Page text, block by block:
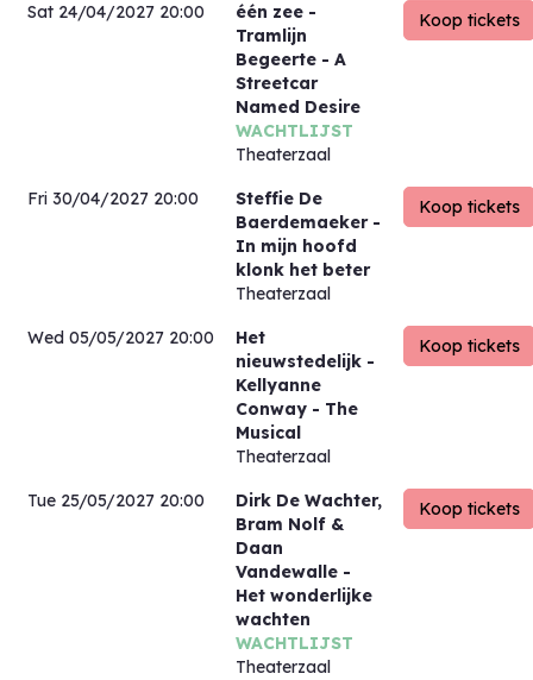
Sat 24/04/2027 20:00 één zee -
Tramlijn
Begeerte - A
Streetcar
Named Desire
WACHTLIJST
Theaterzaal
Fri 30/04/2027 20:00
Steffie De
Baerdemaeker-
In mijn hoofd
klonk het beter
Theaterzaal
Wed 05/05/2027 20:00
Het
nieuwstedelijk -
Kellyanne
Conway - The
Musical
Theaterzaal
Tue 25/05/2027 20:00
Dirk De Wachter,
Bram Nolf &
Daan
Vandewalle -
Het wonderlijke
wachten
WACHTLIJST
Theaterzaal